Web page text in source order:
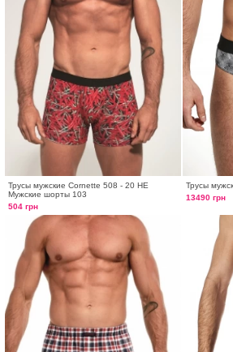
Трусы мужские Cornette 508 - 20 HE
Мужские шорты 103
504 грн
Трусы
13490 грн